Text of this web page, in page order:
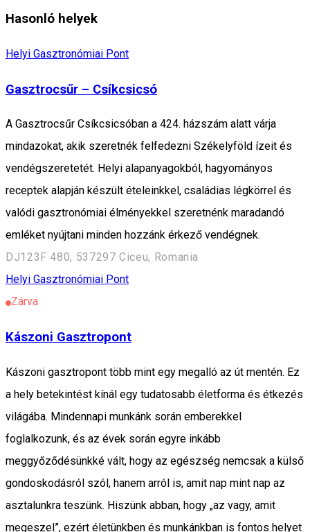
Hasonló helyek
Helyi Gasztronómiai Pont
Gasztrocsűr – Csíkcsicsó
A Gasztrocsűr Csíkcsicsóban a 424. házszám alatt várja
mindazokat, akik szeretnék felfedezni Székelyföld ízeit és
vendégszeretetét. Helyi alapanyagokból, hagyományos
receptek alapján készült ételeinkkel, családias légkörrel és
valódi gasztronómiai élményekkel szeretnénk maradandó
emléket nyújtani minden hozzánk érkező vendégnek.
DJ123F 480, 537297 Ciceu, Romania
Helyi Gasztronómiai Pont
Zárva
Kászoni Gasztropont
Kászoni gasztropont több mint egy megalló az út mentén. Ez
a hely betekintést kínál egy tudatosabb életforma és étkezés
világába. Mindennapi munkánk során emberekkel
foglalkozunk, és az évek során egyre inkább
meggyőződésünkké vált, hogy az egészség nemcsak a külső
gondoskodásról szól, hanem arról is, amit nap mint nap az
asztalunkra teszünk. Hiszünk abban, hogy „az vagy, amit
megeszel”, ezért életünkben és munkánkban is fontos helyet